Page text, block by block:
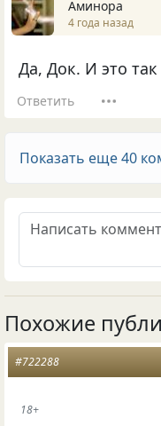
Аминора
4 года назад
Да, Док. И это
Ответить
Показать еще 40
Похожие
#722288
18+